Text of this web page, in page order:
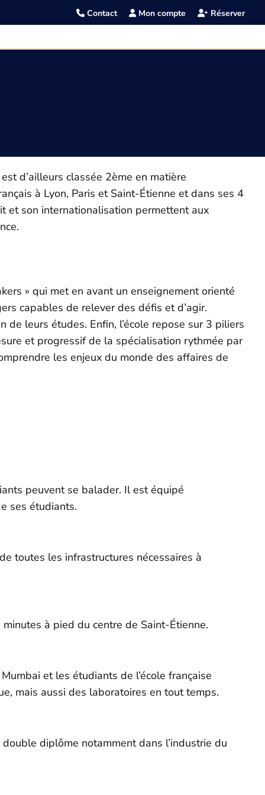
Contact Mon compte Réserver
d’ailleurs classée 2ème en matière
à Lyon, Paris et Saint-Étienne et dans ses 4
et son internationalisation permettent aux
» qui met en avant un enseignement orienté
capables de relever des défis et d’agir.
de leurs études. Enfin, l’école repose sur 3 piliers
et progressif de la spécialisation rythmée par
les enjeux du monde des affaires de
peuvent se balader. Il est équipé
ses étudiants.
toutes les infrastructures nécessaires à
à pied du centre de Saint-Étienne.
et les étudiants de l’école française
mais aussi des laboratoires en tout temps.
diplôme notamment dans l’industrie du